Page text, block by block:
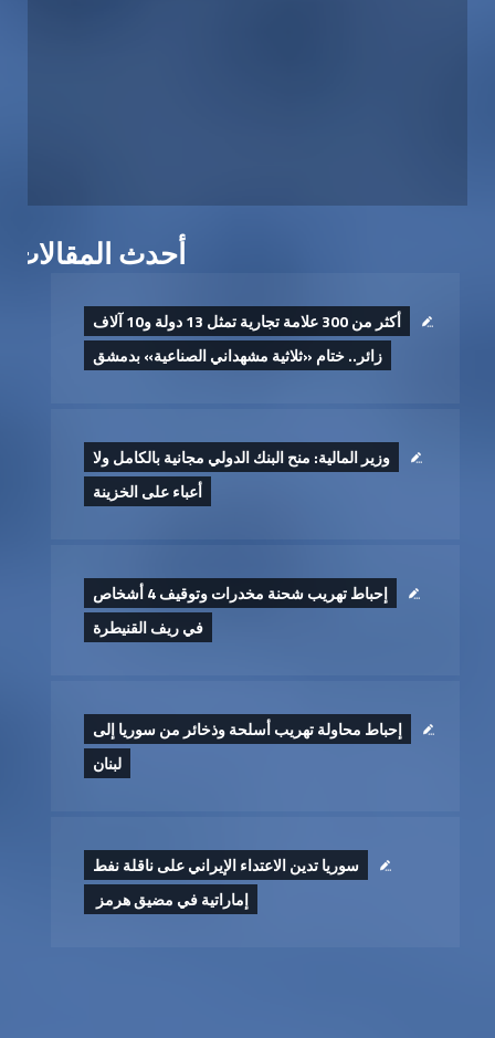
أحدث المقالات
أكثر من 300 علامة تجارية تمثل 13 دولة و10 آلاف
زائر.. ختام «ثلاثية مشهداني الصناعية» بدمشق
وزير المالية: منح البنك الدولي مجانية بالكامل ولا
أعباء على الخزينة
إحباط تهريب شحنة مخدرات وتوقيف 4 أشخاص
في ريف القنيطرة
إحباط محاولة تهريب أسلحة وذخائر من سوريا إلى
لبنان
سوريا تدين الاعتداء الإيراني على ناقلة نفط
إماراتية في مضيق هرمز ‏